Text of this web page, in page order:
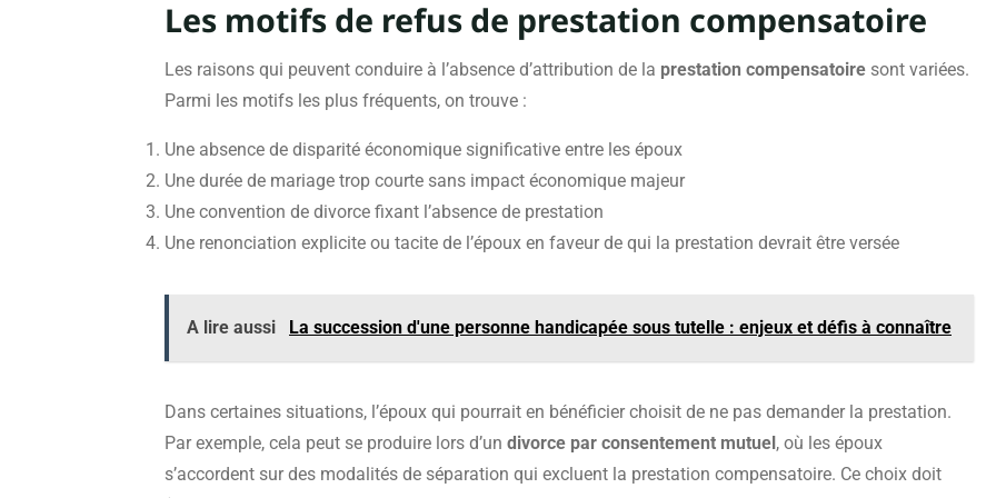
Les motifs de refus de prestation compensatoire
Les raisons qui peuvent conduire à l’absence d’attribution de la prestation compensatoire sont variées.
Parmi les motifs les plus fréquents, on trouve :
Une absence de disparité économique significative entre les époux
Une durée de mariage trop courte sans impact économique majeur
Une convention de divorce fixant l’absence de prestation
Une renonciation explicite ou tacite de l’époux en faveur de qui la prestation devrait être versée
A lire aussi La succession d'une personne handicapée sous tutelle : enjeux et défis à connaître
Dans certaines situations, l’époux qui pourrait en bénéficier choisit de ne pas demander la prestation.
Par exemple, cela peut se produire lors d’un divorce par consentement mutuel, où les époux
s’accordent sur des modalités de séparation qui excluent la prestation compensatoire. Ce choix doit